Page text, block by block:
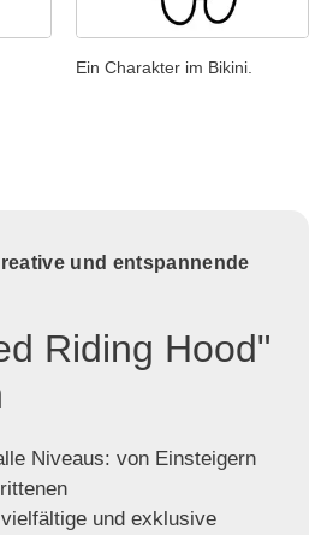
Ein Charakter im Bikini.
und entspannende
Riding Hood"
Niveaus: von Einsteigern
und exklusive